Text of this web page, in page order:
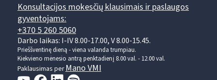
Konsultacijos mokesčių klausimais ir paslaugos
gyventojams:
+370 5 260 5060
Darbo laikas: I-IV 8.00-17.00, V 8.00-15.45.
Prieššventinę dieną - viena valanda trumpiau.
Kiekvieno mėnesio antrą penktadienį 8.00 val. - 12.00 val.
Paklausimas per Mano VMI